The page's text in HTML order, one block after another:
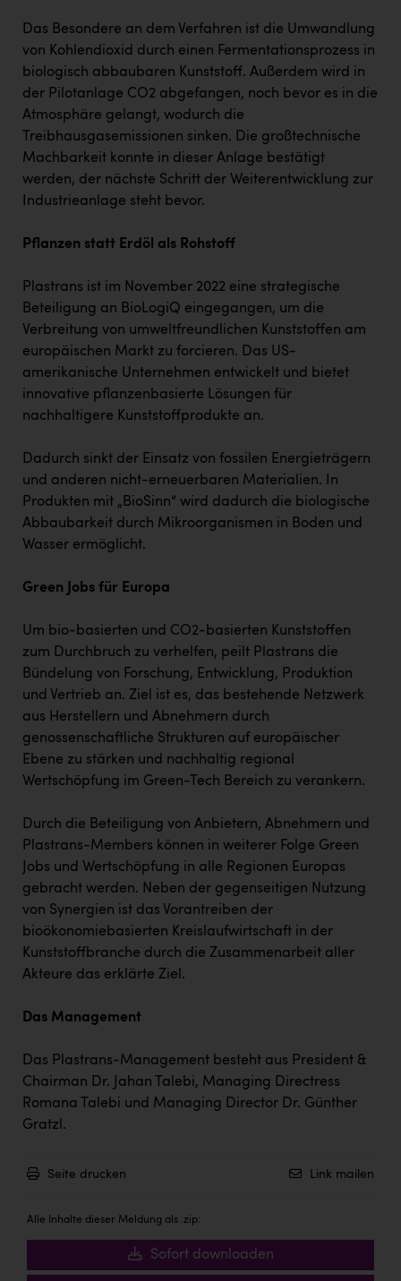
Dopgas
kunden basics
kontakt
Das Besondere an dem Verfahren ist die Umwandlung
von Kohlendioxid durch einen Fermentationsprozess in
biologisch abbaubaren Kunststoff. Außerdem wird in
der Pilotanlage CO2 abgefangen, noch bevor es in die
Atmosphäre gelangt, wodurch die
Treibhausgasemissionen sinken. Die großtechnische
Machbarkeit konnte in dieser Anlage bestätigt
werden, der nächste Schritt der Weiterentwicklung zur
Industrieanlage steht bevor.
Pflanzen statt Erdöl als Rohstoff
Plastrans ist im November 2022 eine strategische
Beteiligung an BioLogiQ eingegangen, um die
Verbreitung von umweltfreundlichen Kunststoffen am
europäischen Markt zu forcieren. Das US-
amerikanische Unternehmen entwickelt und bietet
innovative pflanzenbasierte Lösungen für
nachhaltigere Kunststoffprodukte an.
Dadurch sinkt der Einsatz von fossilen Energieträgern
und anderen nicht-erneuerbaren Materialien. In
Produkten mit „BioSinn“ wird dadurch die biologische
Abbaubarkeit durch Mikroorganismen in Boden und
Wasser ermöglicht.
Green Jobs für Europa
Um bio-basierten und CO2-basierten Kunststoffen
zum Durchbruch zu verhelfen, peilt Plastrans die
Bündelung von Forschung, Entwicklung, Produktion
und Vertrieb an. Ziel ist es, das bestehende Netzwerk
aus Herstellern und Abnehmern durch
genossenschaftliche Strukturen auf europäischer
Ebene zu stärken und nachhaltig regional
Wertschöpfung im Green-Tech Bereich zu verankern.
Durch die Beteiligung von Anbietern, Abnehmern und
Plastrans-Members können in weiterer Folge Green
Jobs und Wertschöpfung in alle Regionen Europas
gebracht werden. Neben der gegenseitigen Nutzung
von Synergien ist das Vorantreiben der
bioökonomiebasierten Kreislaufwirtschaft in der
Kunststoffbranche durch die Zusammenarbeit aller
Akteure das erklärte Ziel.
Das Management
Das Plastrans-Management besteht aus President &
Chairman Dr. Jahan Talebi, Managing Directress
Romana Talebi und Managing Director Dr. Günther
Gratzl.
Seite drucken Link mailen
Alle Inhalte dieser Meldung als .zip:
Sofort downloaden